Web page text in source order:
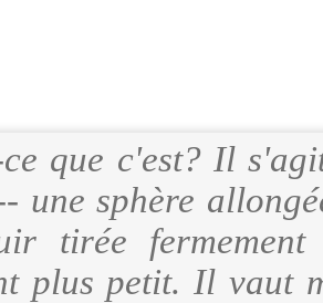
ce que c'est? Il
une sphère
tirée fermement
plus petit. Il vaut